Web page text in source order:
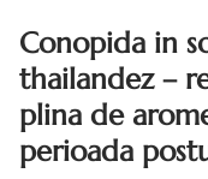
Conopida in
thailandez –
plina de
perioada